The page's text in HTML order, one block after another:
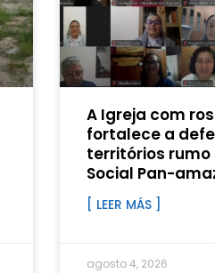
A Igreja com
fortalece a
territórios rumo
Social Pan-
[ LEER MÁS ]
agosto 4, 2026